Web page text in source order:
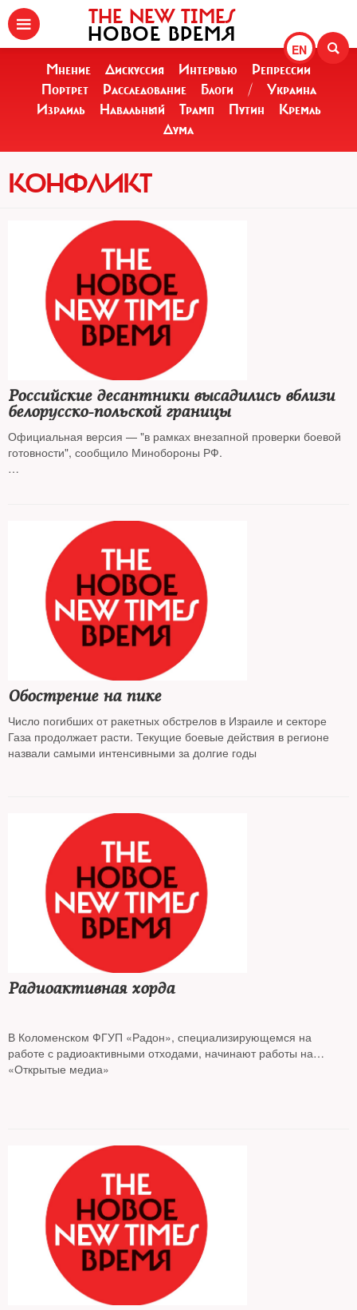
EN
THE NEW TIMES
НОВОЕ ВРЕМЯ
Мнение Дискуссия Интервью
Репрессии
Портрет
Расследование Блоги /
Украина
Израиль
Навальный Трамп Путин
Кремль
Дума
КОНФЛИКТ
Российские десантники высадились вблизи
белорусско-польской границы
Официальная версия — "в рамках внезапной проверки боевой
готовности", сообщило Минобороны РФ.
Великобритания отправила на польскую границу по просьбе
руководства Польши группу своих военных инженеров,
сообщает британская Guardian
Обострение на пике
Число погибших от ракетных обстрелов в Израиле и секторе
Газа продолжает расти. Текущие боевые действия в регионе
назвали самыми интенсивными за долгие годы
Радиоактивная хорда
В Коломенском ФГУП «Радон», специализирующемся на
работе с радиоактивными отходами, начинают работы на
могильнике, через который должна пройти Юго-Восточная
«Открытые медиа»